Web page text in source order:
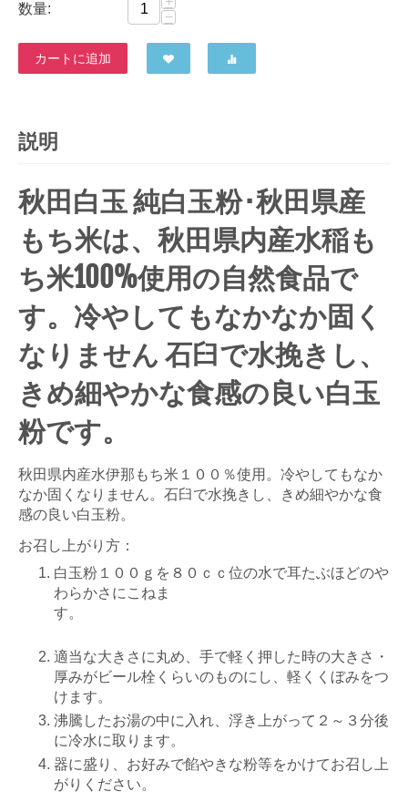
数量:
−
カートに追加
説明
秋田白玉 純白玉粉･秋田県産
もち米は、秋田県内産水稲も
ち米100%使用の自然食品で
す。冷やしてもなかなか固く
なりません 石臼で水挽きし、
きめ細やかな食感の良い白玉
粉です。
秋田県内産水伊那もち米１００％使用。冷やしてもなか
なか固くなりません。石臼で水挽きし、きめ細やかな食
感の良い白玉粉。
お召し上がり方：
白玉粉１００ｇを８０ｃｃ位の水で耳たぶほどのや
わらかさにこねま
す。
適当な大きさに丸め、手で軽く押した時の大きさ・
厚みがビール栓くらいのものにし、軽くくぼみをつ
けます。
沸騰したお湯の中に入れ、浮き上がって２～３分後
に冷水に取ります。
器に盛り、お好みで餡やきな粉等をかけてお召し上
がりください。